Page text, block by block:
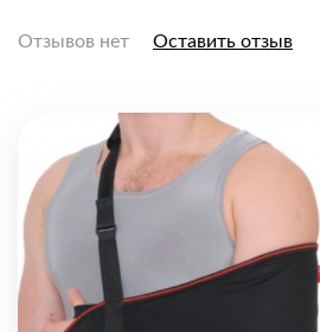
Отзывов нет Оставить отзыв